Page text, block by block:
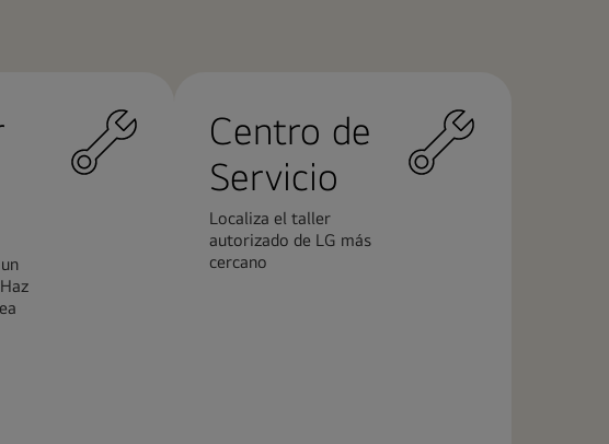
Centro de
Servicio
Localiza el taller
autorizado de LG más
cercano